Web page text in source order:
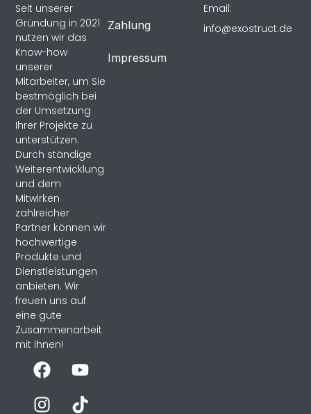
Seit unserer
Gründung in 2021
nutzen wir das
Know-how
unserer
Mitarbeiter, um Sie
bestmöglich bei
der Umsetzung
Ihrer Projekte zu
unterstützen.
Durch ständige
Weiterentwicklung
und dem
Mitwirken
zahlreicher
Partner können wir
hochwertige
Produkte und
Dienstleistungen
anbieten. Wir
freuen uns auf
eine gute
Zusammenarbeit
mit Ihnen!
Zahlung
Impressum
Email:
info@exostruct.de